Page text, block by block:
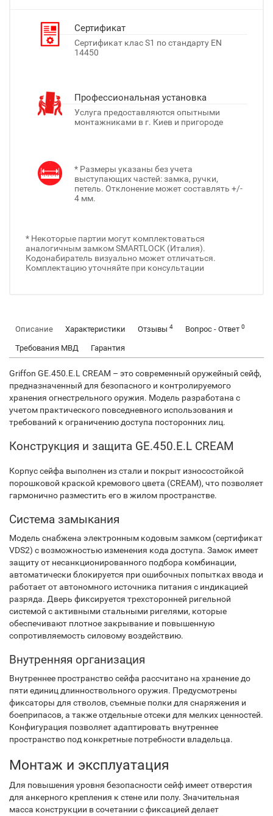
Сертификат
Сертификат клас S1 по стандарту EN
14450
Профессиональная установка
Услуга предоставляются опытными
монтажниками в г. Киев и пригороде
* Размеры указаны без учета
выступающих частей: замка, ручки,
петель. Отклонение может составлять +/-
4 мм.
* Некоторые партии могут комплектоваться
аналогичным замком SMARTLOCK (Италия).
Кодонабиратель визуально может отличаться.
Комплектацию уточняйте при консультации
Описание Характеристики Отзывы 4 Вопрос - Ответ 0
Требования МВД Гарантия
Griffon GE.450.E.L CREAM – это современный оружейный сейф,
предназначенный для безопасного и контролируемого
хранения огнестрельного оружия. Модель разработана с
учетом практического повседневного использования и
требований к ограничению доступа посторонних лиц.
Конструкция и защита GE.450.E.L CREAM
Корпус сейфа выполнен из стали и покрыт износостойкой
порошковой краской кремового цвета (CREAM), что позволяет
гармонично разместить его в жилом пространстве.
Система замыкания
Модель снабжена электронным кодовым замком (сертификат
VDS2) с возможностью изменения кода доступа. Замок имеет
защиту от несанкционированного подбора комбинации,
автоматически блокируется при ошибочных попытках ввода и
работает от автономного источника питания с индикацией
разряда. Дверь фиксируется трехсторонней ригельной
системой с активными стальными ригелями, которые
обеспечивают плотное закрывание и повышенную
сопротивляемость силовому воздействию.
Внутренняя организация
Внутреннее пространство сейфа рассчитано на хранение до
пяти единиц длинноствольного оружия. Предусмотрены
фиксаторы для стволов, съемные полки для снаряжения и
боеприпасов, а также отдельные отсеки для мелких ценностей.
Конфигурация позволяет адаптировать внутреннее
пространство под конкретные потребности владельца.
Монтаж и эксплуатация
Для повышения уровня безопасности сейф имеет отверстия
для анкерного крепления к стене или полу. Значительная
масса конструкции в сочетании с фиксацией делает